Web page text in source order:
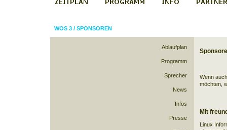
WOS 3/ SPONSOREN
Ablaufplan
Programm
Sprecher
News
Infos
Presse
Wenn
möchten,
Mit
Linux